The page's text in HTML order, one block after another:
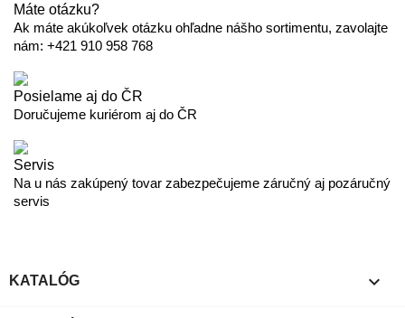
Máte otázku?
Ak máte akúkoľvek otázku ohľadne nášho sortimentu, zavolajte
nám: +421 910 958 768
Posielame aj do ČR
Doručujeme kuriérom aj do ČR
Servis
Na u nás zakúpený tovar zabezpečujeme záručný aj pozáručný
servis
KATALÓG 